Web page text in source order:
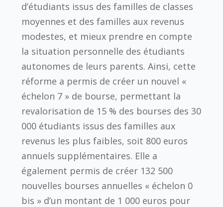
d’étudiants issus des familles de classes
moyennes et des familles aux revenus
modestes, et mieux prendre en compte
la situation personnelle des étudiants
autonomes de leurs parents. Ainsi, cette
réforme a permis de créer un nouvel «
échelon 7 » de bourse, permettant la
revalorisation de 15 % des bourses des 30
000 étudiants issus des familles aux
revenus les plus faibles, soit 800 euros
annuels supplémentaires. Elle a
également permis de créer 132 500
nouvelles bourses annuelles « échelon 0
bis » d’un montant de 1 000 euros pour